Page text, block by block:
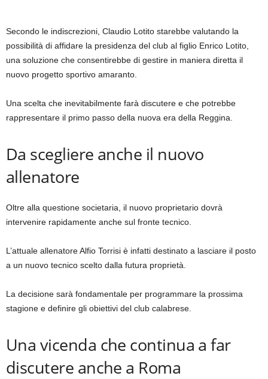
Secondo le indiscrezioni, Claudio Lotito starebbe valutando la
possibilità di affidare la presidenza del club al figlio Enrico Lotito,
una soluzione che consentirebbe di gestire in maniera diretta il
nuovo progetto sportivo amaranto.
Una scelta che inevitabilmente farà discutere e che potrebbe
rappresentare il primo passo della nuova era della Reggina.
Da scegliere anche il nuovo
allenatore
Oltre alla questione societaria, il nuovo proprietario dovrà
intervenire rapidamente anche sul fronte tecnico.
L’attuale allenatore Alfio Torrisi è infatti destinato a lasciare il posto
a un nuovo tecnico scelto dalla futura proprietà.
La decisione sarà fondamentale per programmare la prossima
stagione e definire gli obiettivi del club calabrese.
Una vicenda che continua a far
discutere anche a Roma